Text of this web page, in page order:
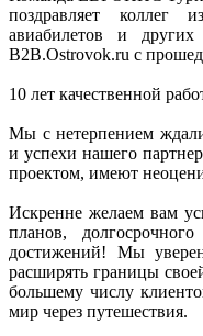
поздравляет коллег
авиабилетов и других
B2B.Ostrovok.ru с
10 лет качественной
Мы с нетерпением
и успехи нашего
проектом, имеют
Искренне желаем вам
планов,
достижений! Мы
расширять границы
большему числу
мир через путешествия.